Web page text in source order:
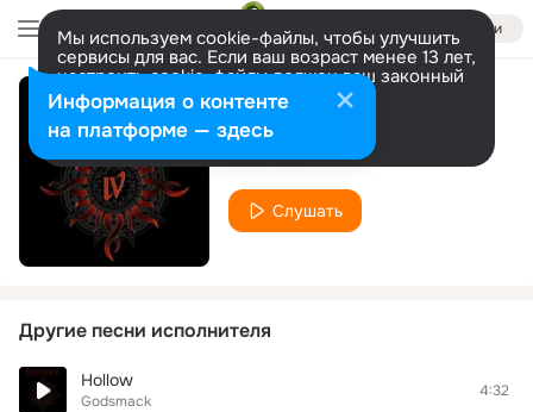
Войти
Мы используем cookie-файлы, чтобы улучшить
сервисы для вас. Если ваш возраст менее 13 лет,
настроить cookie-файлы должен ваш законный
представитель. Больше информации
Разрешить все Настроить
One Rainy Day
Godsmack
Слушать
Другие песни исполнителя
Hollow
Godsmack
4:32
Информация о контенте
на платформе — здесь